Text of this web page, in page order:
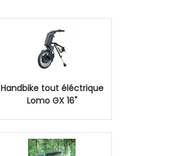
Handbike tout éléctrique
Lomo GX 16"